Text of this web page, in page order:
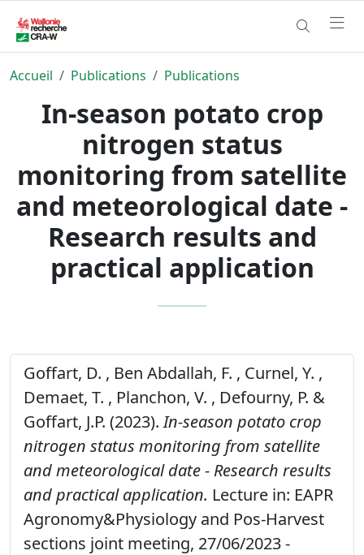
Accueil Publications Publications
In-season potato crop
nitrogen status
monitoring from satellite
and meteorological date -
Research results and
practical application
Goffart, D. , Ben Abdallah, F. , Curnel, Y. ,
Demaet, T. , Planchon, V. , Defourny, P. &
Goffart, J.P. (2023).In-season potato crop
nitrogen status monitoring from satellite
and meteorological date - Research results
and practical application. Lecture in: EAPR
Agronomy&Physiology and Pos-Harvest
sections joint meeting, 27/06/2023 -